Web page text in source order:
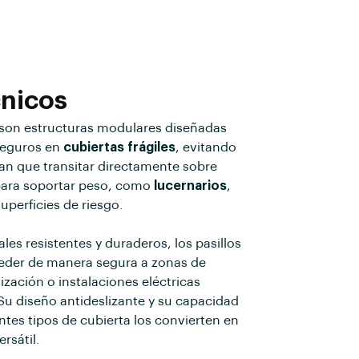
estructuras modulares diseñadas
en cubiertas frágiles, evitando
que transitar directamente sobre
soportar peso, como
lucernarios,
de riesgo.
resistentes y duraderos, los pasillos
de manera segura a zonas de
o instalaciones eléctricas
diseño antideslizante y su capacidad
tipos de cubierta los convierten en